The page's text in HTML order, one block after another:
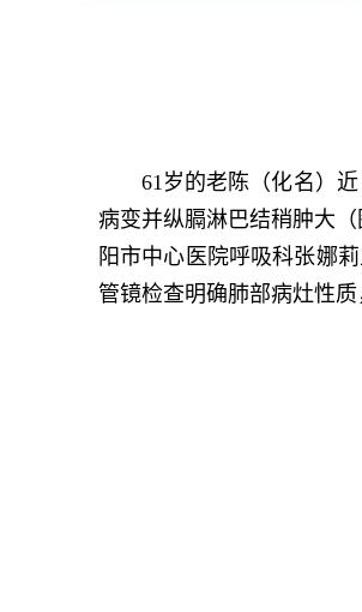
61岁的老陈（化名）
病变并纵膈淋巴结稍肿大
阳市中心医院呼吸科张娜
管镜检查明确肺部病灶性